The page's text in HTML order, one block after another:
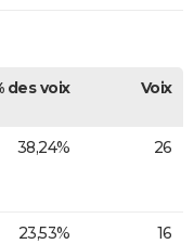
des voix Voix
38,24% 26
23,53% 16